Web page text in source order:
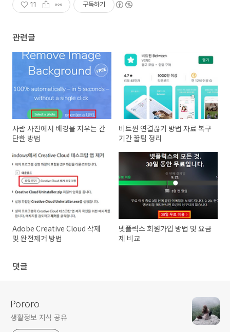
11 구독하기
관련글
사람 사진에서 배경을 지우는 간
단한 방법
비트윈 연결끊기 방법 자료 복구
기간 꿀팁 정리
Adobe Creative Cloud 삭제
및 완전제거 방법
넷플릭스 회원가입 방법 및 요금
제 비교
댓글
Pororo
생활정보 지식 공유